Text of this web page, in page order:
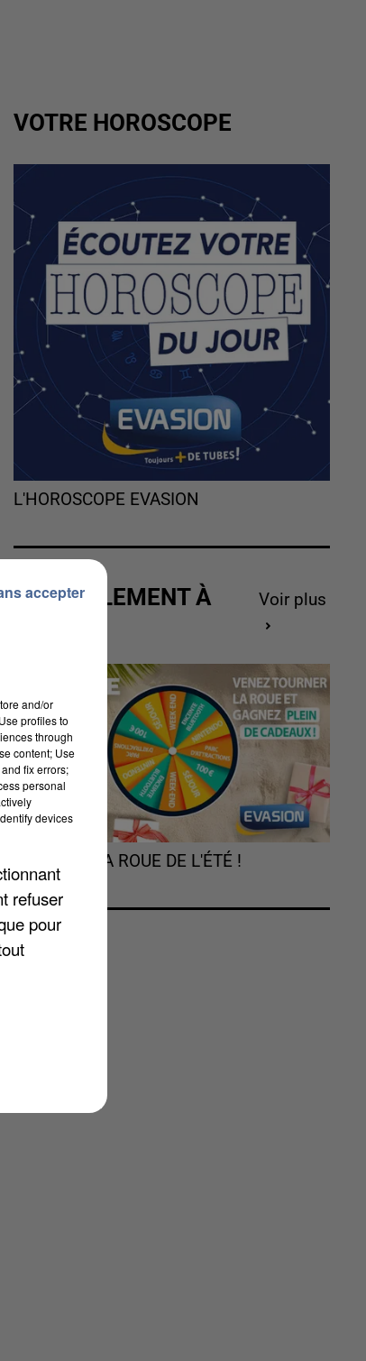
VOTRE HOROSCOPE
L'HOROSCOPE EVASION
ACTUELLEMENT À
Voir plus
TOURNEZ LA ROUE DE L'ÉTÉ !
and/or
profiles to
through
content; Use
fix errors;
personal
devices
refuser
pour
accepter